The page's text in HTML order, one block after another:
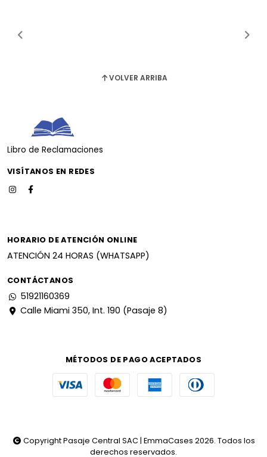
VOLVER ARRIBA
Libro de Reclamaciones
VISÍTANOS EN REDES
HORARIO DE ATENCIÓN ONLINE
ATENCIÓN 24 HORAS (WHATSAPP)
CONTÁCTANOS
51921160369
Calle Miami 350, Int. 190 (Pasaje 8)
MÉTODOS DE PAGO ACEPTADOS
Copyright Pasaje Central SAC | EmmaCases 2026. Todos los
derechos reservados.